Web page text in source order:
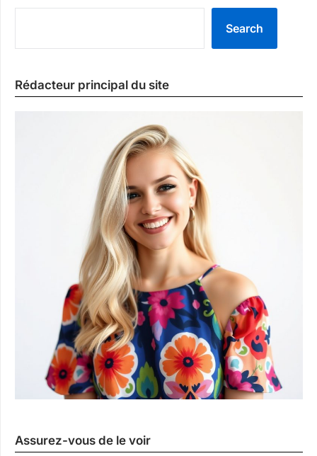
Search
Rédacteur principal du site
Assurez-vous de le voir